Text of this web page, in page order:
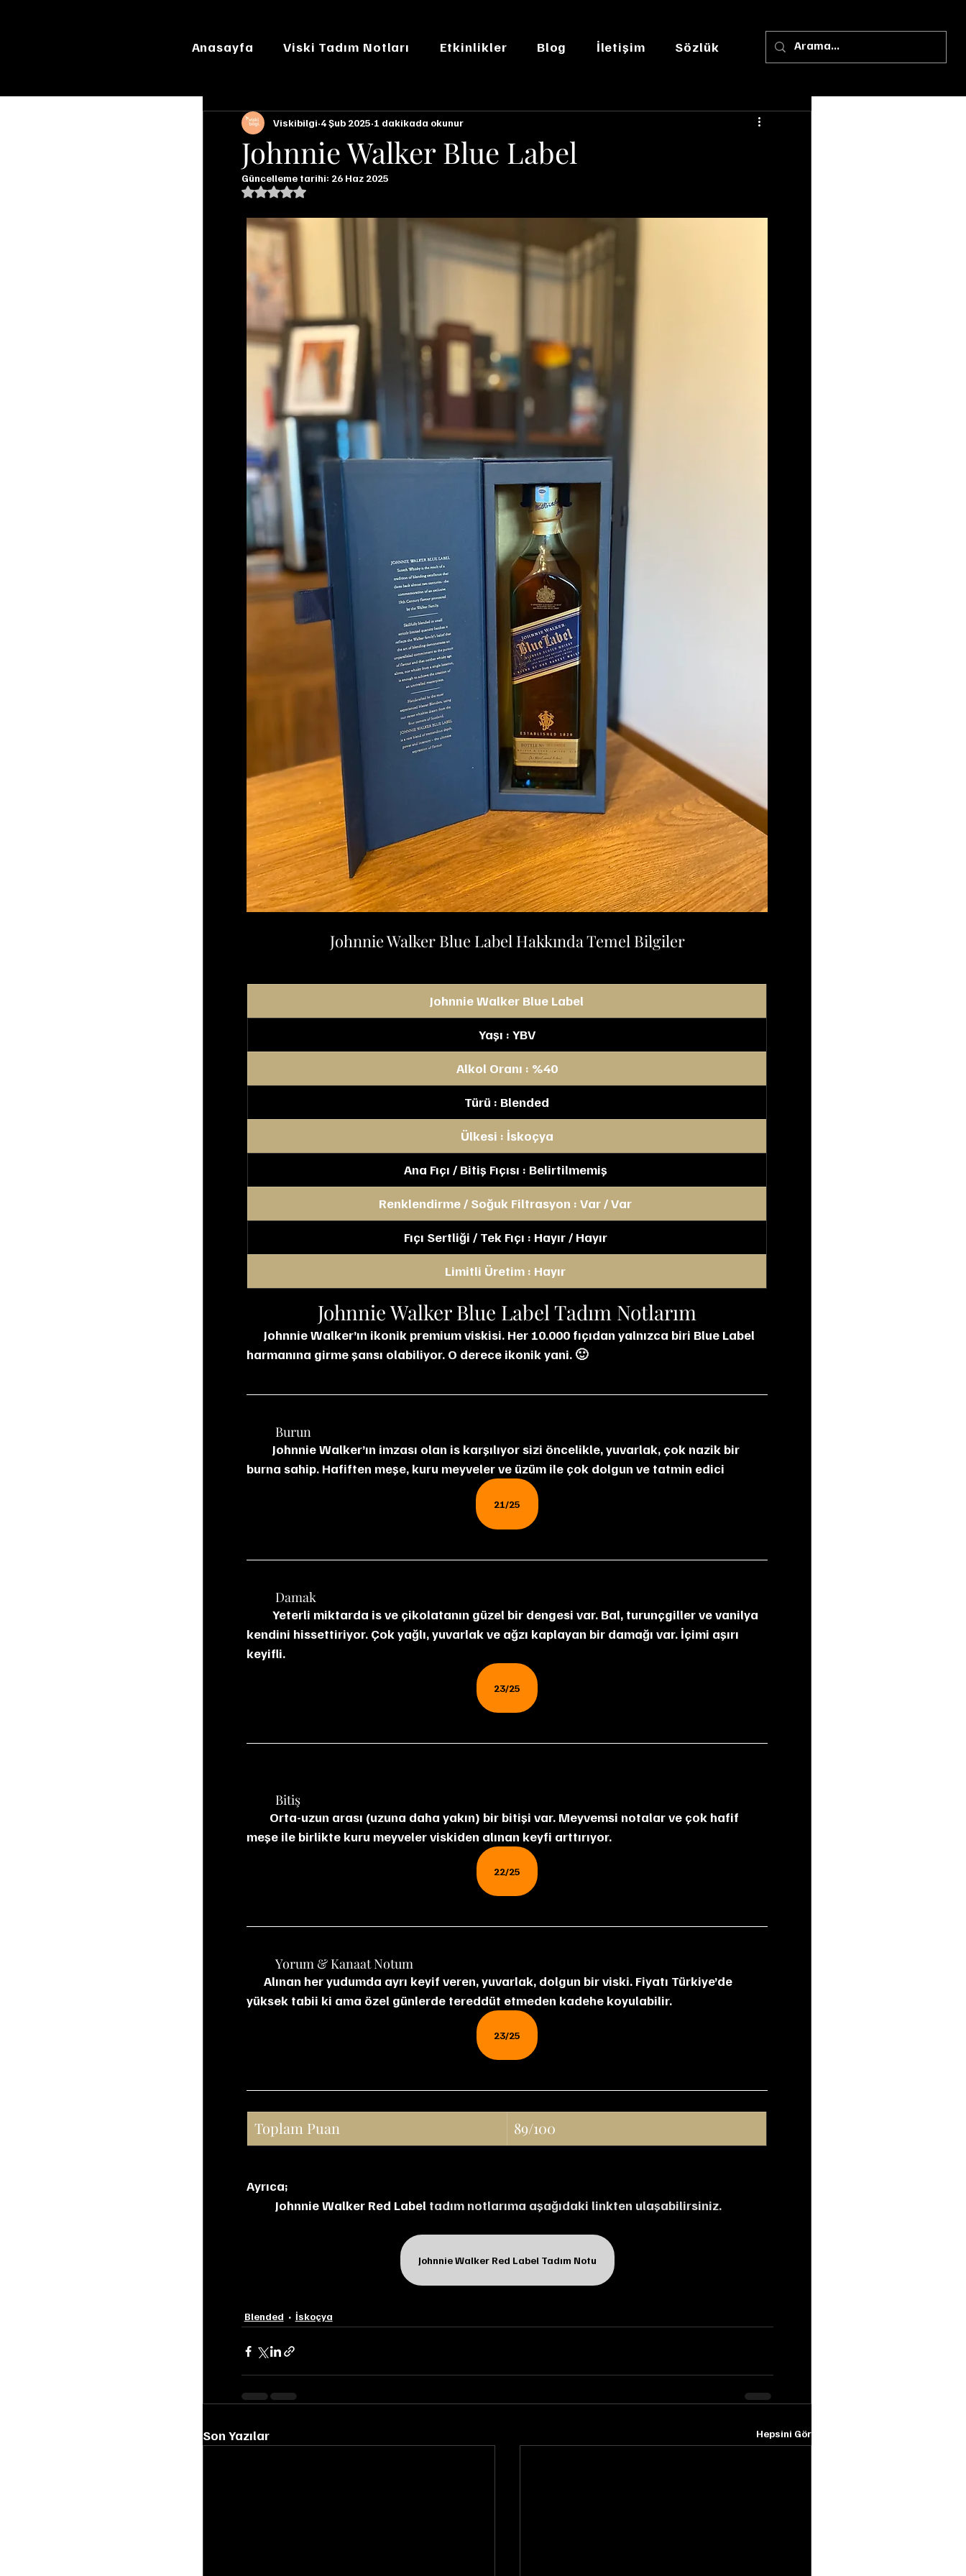
Anasayfa Viski Tadım Notları Etkinlikler Blog İletişim Sözlük
Johnnie Walker Blue Label
Viskibilgi 4 Şub 2025 1 dakikada okunur
Güncelleme tarihi: 26 Haz 2025
5 üzerinden NaN yıldız
Johnnie Walker Blue Label Hakkında Temel Bilgiler
Johnnie Walker Blue Label
Yaşı : YBV
Alkol Oranı : %40
Türü : Blended
Ülkesi : İskoçya
Ana Fıçı / Bitiş Fıçısı : Belirtilmemiş
Renklendirme / Soğuk Filtrasyon : Var / Var
Fıçı Sertliği / Tek Fıçı : Hayır / Hayır
Limitli Üretim : Hayır
Johnnie Walker Blue Label Tadım Notlarım
harmanına girme şansı olabiliyor. O derece ikonik yani. 🙂
	Burun
burna sahip. Hafiften meşe, kuru meyveler ve üzüm ile çok dolgun ve tatmin edici
21/25
	Damak
         Yeterli miktarda is ve çikolatanın güzel bir dengesi var. Bal, turunçgiller ve vanilya
kendini hissettiriyor. Çok yağlı, yuvarlak ve ağzı kaplayan bir damağı var. İçimi aşırı
keyifli.
23/25
	Bitiş
Orta-uzun arası (uzuna daha yakın) bir bitişi var. Meyvemsi notalar ve çok hafif
meşe ile birlikte kuru meyveler viskiden alınan keyfi arttırıyor.
22/25
	Yorum & Kanaat Notum
Alınan her yudumda ayrı keyif veren, yuvarlak, dolgun bir viski. Fiyatı Türkiye’de
yüksek tabii ki ama özel günlerde tereddüt etmeden kadehe koyulabilir.
23/25
Toplam Puan 89/100
Ayrıca;
Johnnie Walker Red Label tadım notlarıma aşağıdaki linkten ulaşabilirsiniz.
Johnnie Walker Red Label Tadım Notu
Blended İskoçya
Son Yazılar Hepsini Gör